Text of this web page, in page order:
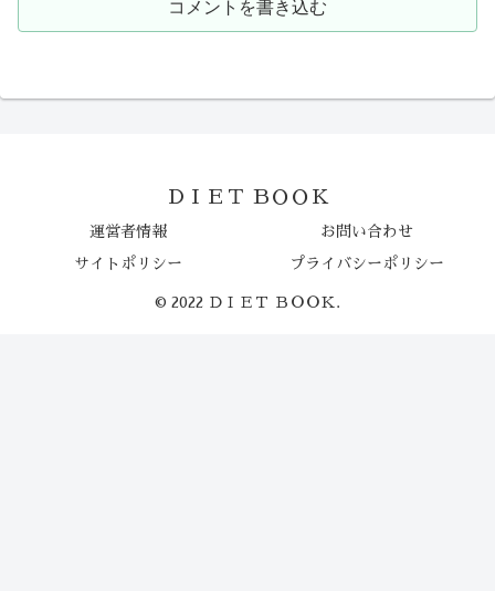
コメントを書き込む
ＤＩＥＴ ＢＯＯＫ
運営者情報 お問い合わせ
サイトポリシー プライバシーポリシー
© 2022 ＤＩＥＴ ＢＯＯＫ.